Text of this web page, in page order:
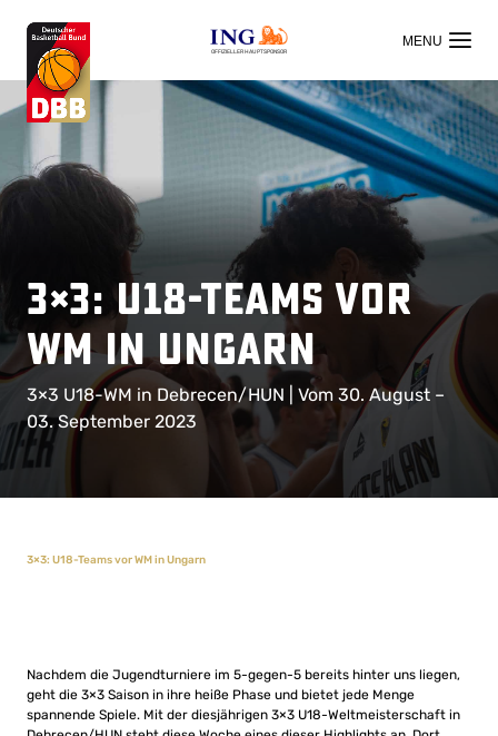
OFFIZIELLER HAUPTSPONSOR
3×3: U18-Teams vor
WM in Ungarn
3×3 U18-WM in Debrecen/HUN | Vom 30. August –
03. September 2023
3×3: U18-Teams vor WM in Ungarn
Nachdem die Jugendturniere im 5-gegen-5 bereits hinter uns liegen,
geht die 3×3 Saison in ihre heiße Phase und bietet jede Menge
spannende Spiele. Mit der diesjährigen 3×3 U18-Weltmeisterschaft in